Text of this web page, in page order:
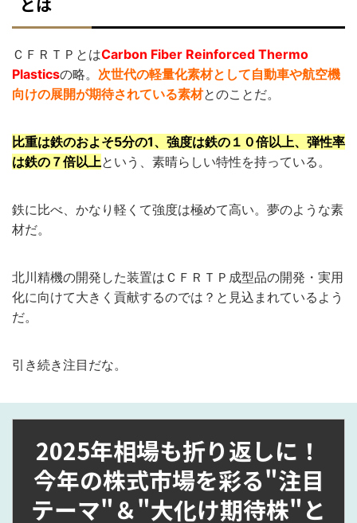
ＣＦＲＴＰとはCarbon Fiber Reinforced Thermo
Plasticsの略。 次世代の軽量化素材として自動車や航空機
向けの展開が期待されている素材とのことだ。
比重は鉄のおよそ5分の1、強度は鉄の１０倍以上、弾性率
は鉄の７倍以上という、素晴らしい特性を持っている。
鉄に比べ、かなり軽くて強度は極めて高い。夢のような素
材だ。
北川精機の開発した装置はＣＦＲＴＰ成型品の開発・実用
化に向けて大きく貢献するのでは？と見込まれているよう
だ。
引き続き注目だな。
2025年相場も折り返しに！
今年の株式市場を彩る"注目
テーマ"＆"大化け期待株"と